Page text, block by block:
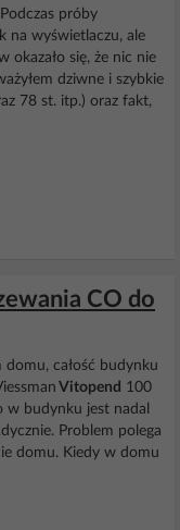
próby
na wyświetlaczu, ale
okazało się, że nic nie
dziwne i szybkie
78 st. itp.) oraz fakt,
CO do
całość budynku
Vitopend 100
budynku jest nadal
Problem polega
domu. Kiedy w domu